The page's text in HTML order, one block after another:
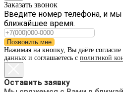
Заказать звонок
Введите номер телефона, и
ближайшее время.
Позвонить мне
Нажимая на кнопку, Вы даёте
данных и соглашаетесь с политикой
Оставить заявку